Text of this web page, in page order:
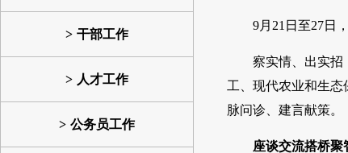
干部工作
人才工作
公务员工作
9月21日至27日
察实情、出实
工、现代农业和生
脉问诊、建言献策。
座谈交流搭桥聚